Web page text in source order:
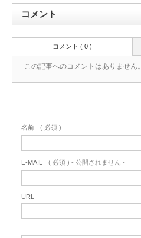
コメント
コメント ( 0 )
この記事へのコメントはありません。
名前 ( 必須 )
E-MAIL ( 必須 ) - 公開されません -
URL